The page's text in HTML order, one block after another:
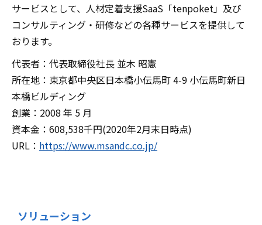
サービスとして、人材定着支援SaaS「tenpoket」及び
コンサルティング・研修などの各種サービスを提供して
おります。
代表者：代表取締役社長 並木 昭憲
所在地：東京都中央区日本橋小伝馬町 4-9 小伝馬町新日
本橋ビルディング
創業：2008 年 5 月
資本金：608,538千円(2020年2月末日時点)
​​​​​​​URL： https://www.msandc.co.jp/
ソリューション